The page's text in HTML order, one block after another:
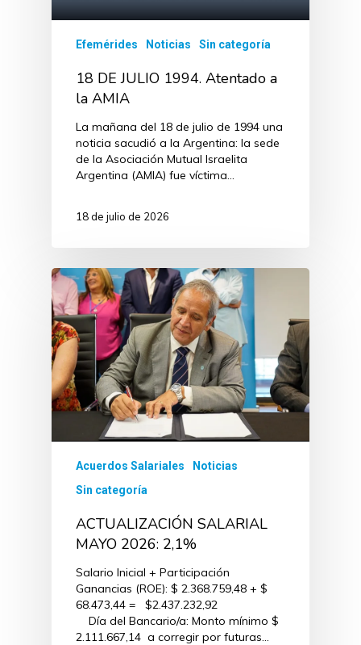
Efemérides Noticias Sin categoría
18 DE JULIO 1994. Atentado a
la AMIA
La mañana del 18 de julio de 1994 una
noticia sacudió a la Argentina: la sede
de la Asociación Mutual Israelita
Argentina (AMIA) fue víctima…
18 de julio de 2026
Acuerdos Salariales
Noticias
Sin categoría
ACTUALIZACIÓN SALARIAL
MAYO 2026: 2,1%
Salario Inicial + Participación
Ganancias (ROE): $ 2.368.759,48 + $
68.473,44 = $2.437.232,92
Día del Bancario/a: Monto mínimo $
2.111.667,14 a corregir por futuras…